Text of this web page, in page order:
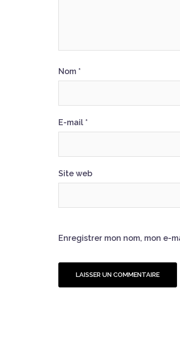
Nom *
E-mail *
Site web
Enregistrer mon nom, mon e-